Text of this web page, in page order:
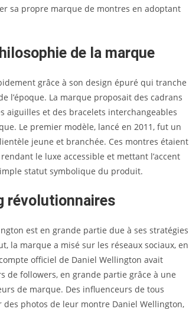
sa propre marque de montres en adoptant
de la marque
grâce à son design épuré qui tranche
l’époque. La marque proposait des cadrans
aiguilles et des bracelets interchangeables
Le premier modèle, lancé en 2011, fut un
jeune et branchée. Ces montres étaient
le luxe accessible et mettant l’accent
statut symbolique du produit.
révolutionnaires
est en grande partie due à ses stratégies
la marque a misé sur les réseaux sociaux, en
officiel de Daniel Wellington avait
de followers, en grande partie grâce à une
de marque. Des influenceurs de tous
photos de leur montre Daniel Wellington,